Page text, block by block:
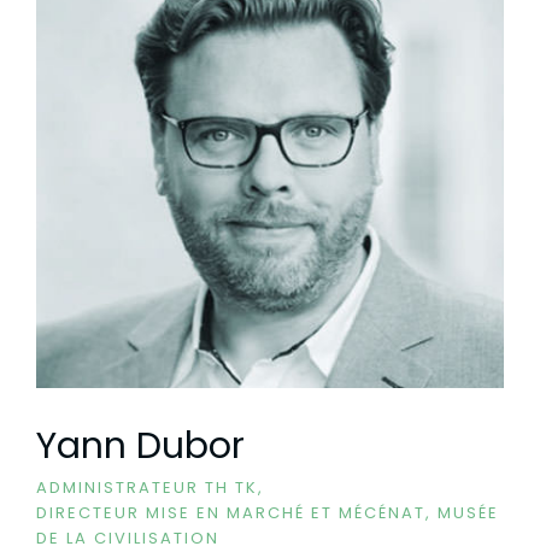
Yann Dubor
ADMINISTRATEUR TH TK,
DIRECTEUR MISE EN MARCHÉ ET MÉCÉNAT, MUSÉE
DE LA CIVILISATION